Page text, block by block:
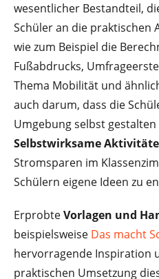
wesentlicher Bestandteil,
Schüler an die praktischen
wie zum Beispiel die
Fußabdrucks,
Thema Mobilität und
auch darum, dass die
Umgebung selbst
Selbstwirksame
Stromsparen im
Schülern eigene Ideen zu
ErprobteVorlagen und
beispielsweise Das macht
hervorragende Inspiration
praktischen Umsetzung